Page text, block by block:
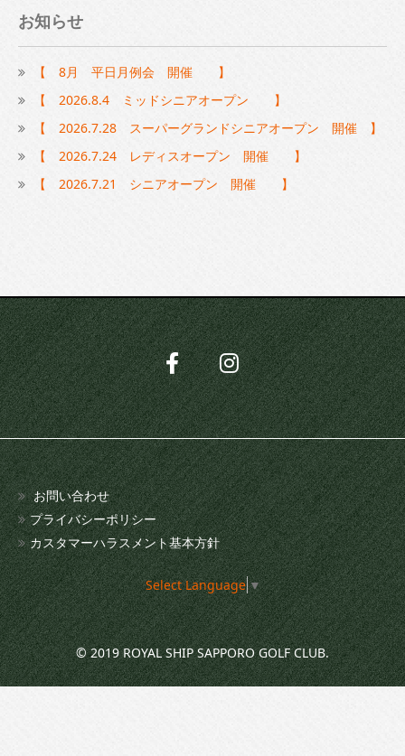
お知らせ
【 8月 平日月例会 開催 】
【 2026.8.4 ミッドシニアオープン 】
【 2026.7.28 スーパーグランドシニアオープン 開催 】
【 2026.7.24 レディスオープン 開催 】
【 2026.7.21 シニアオープン 開催 】
お問い合わせ
プライバシーポリシー
カスタマーハラスメント基本方針
Select Language▼
© 2019 ROYAL SHIP SAPPORO GOLF CLUB.